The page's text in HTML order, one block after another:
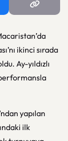
ikinci sırada
Ay-yıldızlı
yapılan
ilk